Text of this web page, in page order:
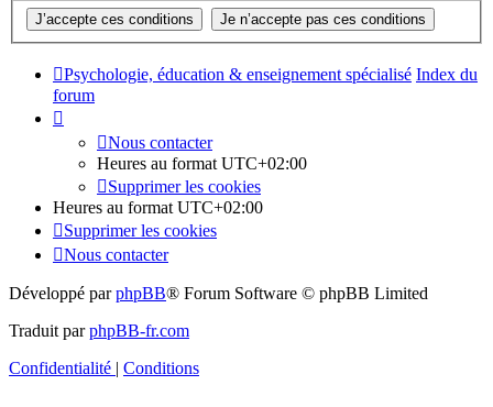
Psychologie, éducation & enseignement spécialisé Index du
forum
Nous contacter
Heures au format UTC+02:00
Supprimer les cookies
Heures au format UTC+02:00
Supprimer les cookies
Nous contacter
Développé parphpBB® Forum Software © phpBB Limited
Traduit parphpBB-fr.com
Confidentialité | Conditions